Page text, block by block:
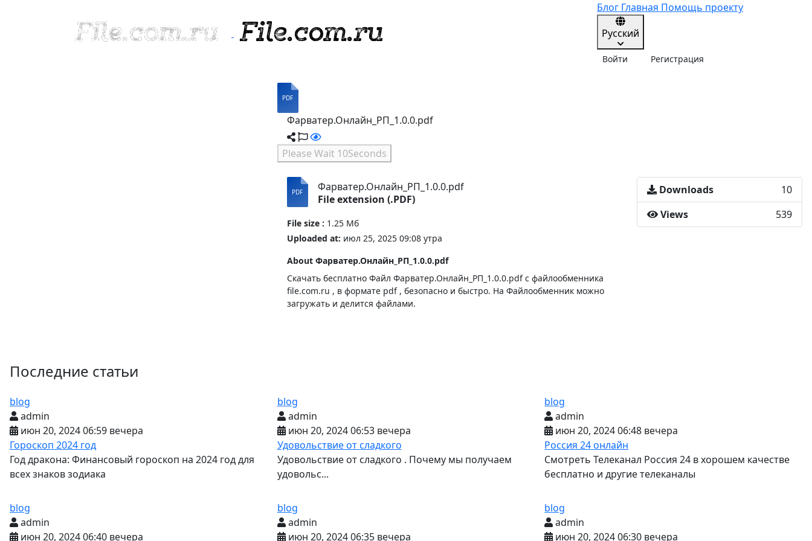
Блог Главная Помощь проекту
Русский
Войти Регистрация
Фарватер.Онлайн_РП_1.0.0.pdf
Please Wait 10Seconds
Фарватер.Онлайн_РП_1.0.0.pdf
File extension (.PDF)
File size : 1.25 Мб
Uploaded at: июл 25, 2025 09:08 утра
About Фарватер.Онлайн_РП_1.0.0.pdf
Скачать бесплатно Файл Фарватер.Онлайн_РП_1.0.0.pdf с файлообменника
file.com.ru , в формате pdf , безопасно и быстро. На Файлообменник можно
загружать и делится файлами.
Downloads
10
Views
539
Последние статьи
blog
admin
июн 20, 2024 06:59 вечера
Гороскоп 2024 год
Год дракона: Финансовый гороскоп на 2024 год для
всех знаков зодиака
blog
admin
июн 20, 2024 06:53 вечера
Удовольствие от сладкого
Удовольствие от сладкого . Почему мы получаем
удовольс...
blog
admin
июн 20, 2024 06:48 вечера
Россия 24 онлайн
Смотреть Телеканал Россия 24 в хорошем качестве
бесплатно и другие телеканалы
blog
admin
июн 20, 2024 06:40 вечера
blog
admin
июн 20, 2024 06:35 вечера
blog
admin
июн 20, 2024 06:30 вечера